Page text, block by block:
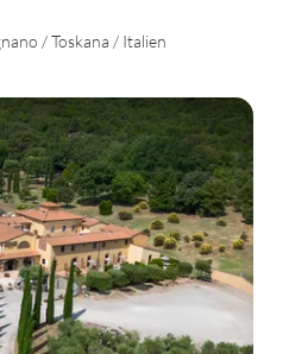
/ Toskana / Italien